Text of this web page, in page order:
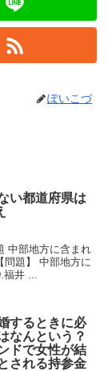
ぽいこづ
い都道府県は
中部地方に含まれ
問題】 中部地方に
井 ...
するときに必
なんという？
ドで女性が結
される持参金